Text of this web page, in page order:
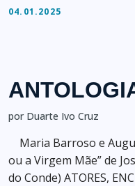
04.01.2025
por Duarte Ivo Cruz
Maria Barroso e
ou a Virgem Mãe” de
do Conde) ATORES,